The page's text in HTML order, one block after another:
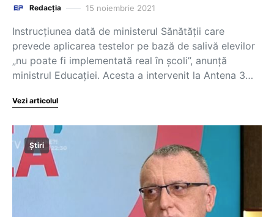
Redacția 15 noiembrie 2021
Instrucțiunea dată de ministerul Sănătății care
prevede aplicarea testelor pe bază de salivă elevilor
„nu poate fi implementată real în școli”, anunță
ministrul Educației. Acesta a intervenit la Antena 3…
Vezi articolul
Știri